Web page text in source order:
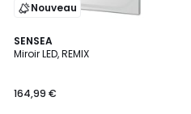
Nouveau
SENSEA
Miroir LED, REMIX
164,99 €